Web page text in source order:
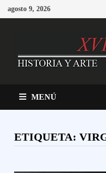
Saltar
al
agosto 9, 2026
MENÚ
ETIQUETA: